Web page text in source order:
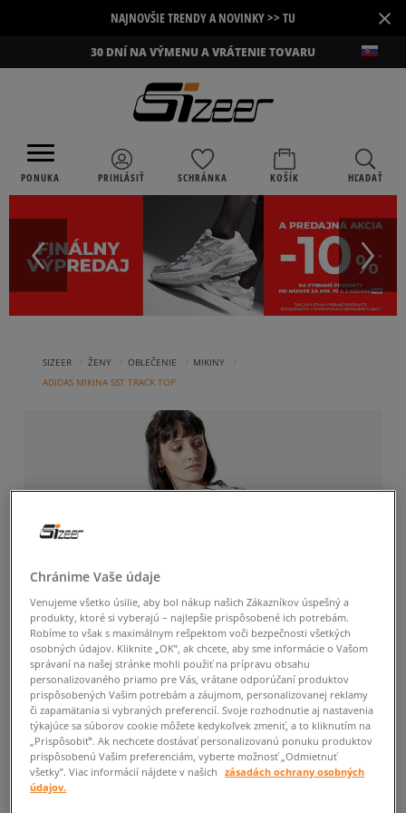
NAJNOVŠIE TRENDY A NOVINKY >> TU ×
30 DNÍ NA VÝMENU A VRÁTENIE TOVARU
PONUKA PRIHLÁSIŤ SCHRÁNKA KOŠÍK HĽADAŤ
SIZEER ŽENY OBLEČENIE MIKINY
ADIDAS MIKINA SST TRACK TOP
Chránime Vaše údaje
Venujeme všetko úsilie, aby bol nákup našich Zákazníkov úspešný a
produkty, ktoré si vyberajú – najlepšie prispôsobené ich potrebám.
Robíme to však s maximálnym rešpektom voči bezpečnosti všetkých
osobných údajov. Kliknite „OK”, ak chcete, aby sme informácie o Vašom
správaní na našej stránke mohli použiť na prípravu obsahu
personalizovaného priamo pre Vás, vrátane odporúčaní produktov
prispôsobených Vašim potrebám a záujmom, personalizovanej reklamy
či zapamätania si vybraných preferencií. Svoje rozhodnutie aj nastavenia
týkajúce sa súborov cookie môžete kedykoľvek zmeniť, a to kliknutím na
„Prispôsobiť”. Ak nechcete dostávať personalizovanú ponuku produktov
prispôsobenú Vašim preferenciám, vyberte možnosť „Odmietnuť
všetky”. Viac informácií nájdete v našich
zásadách ochrany osobných
údajov.